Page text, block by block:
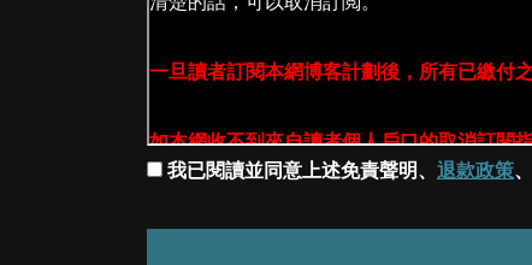
我已閱讀並同意上述免責聲明、 退款政策、